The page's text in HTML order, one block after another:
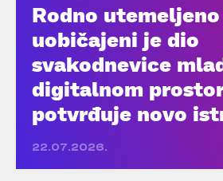
Rodno
uobičajeni je dio
svakodnevice
digitalnom
potvrđuje novo
22.07.2026.